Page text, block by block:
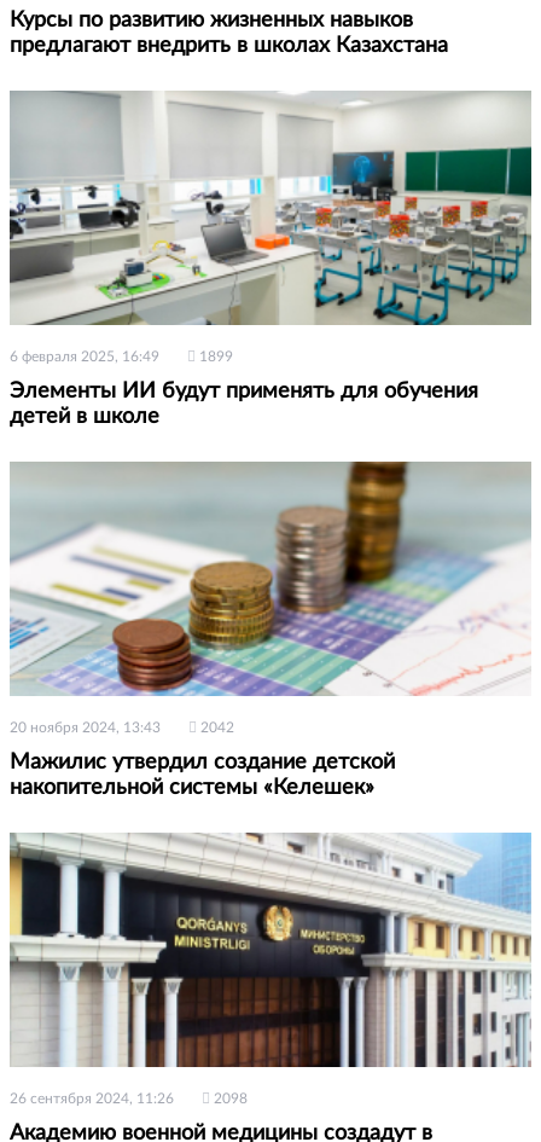
Курсы по развитию жизненных навыков
предлагают внедрить в школах Казахстана
6 февраля 2025, 16:49 1899
Элементы ИИ будут применять для обучения
детей в школе
20 ноября 2024, 13:43 2042
Мажилис утвердил создание детской
накопительной системы «Келешек»
26 сентября 2024, 11:26 2098
Академию военной медицины создадут в